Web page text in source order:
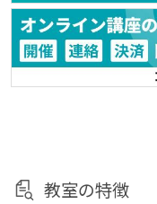
教室の特徴